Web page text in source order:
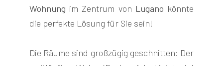
Wohnung im Zentrum von Lugano könnte
die perfekte Lösung für Sie sein!
Die Räume sind großzügig geschnitten: Der